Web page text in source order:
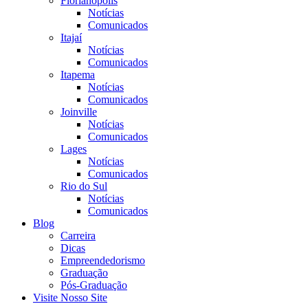
Notícias
Comunicados
Itajaí
Notícias
Comunicados
Itapema
Notícias
Comunicados
Joinville
Notícias
Comunicados
Lages
Notícias
Comunicados
Rio do Sul
Notícias
Comunicados
Blog
Carreira
Dicas
Empreendedorismo
Graduação
Pós-Graduação
Visite Nosso Site